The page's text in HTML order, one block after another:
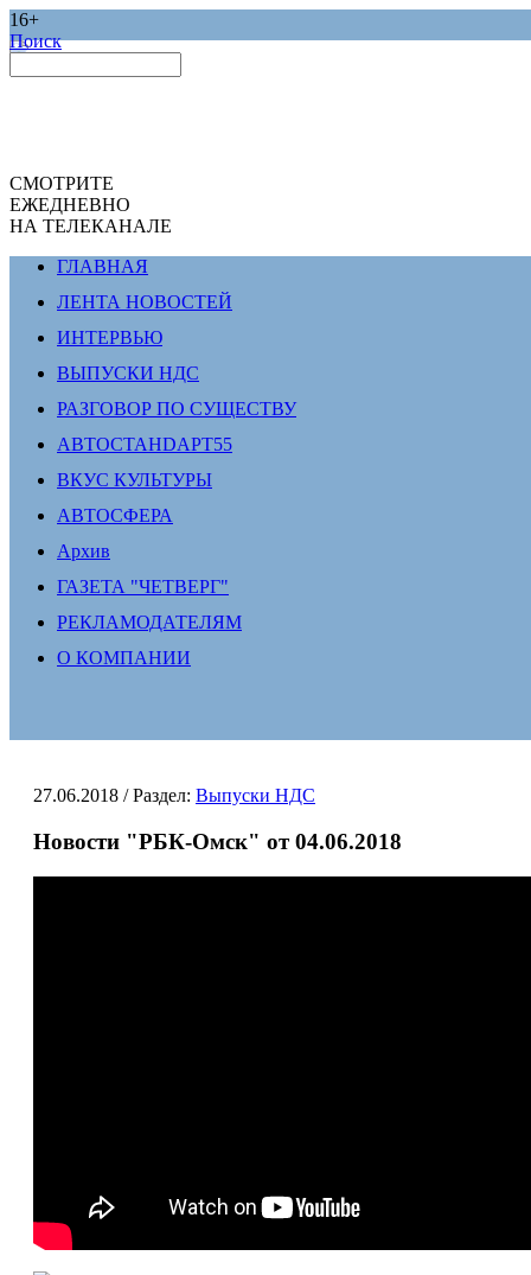
16+
Поиск
СМОТРИТЕ
ЕЖЕДНЕВНО
НА ТЕЛЕКАНАЛЕ
ГЛАВНАЯ
ЛЕНТА НОВОСТЕЙ
ИНТЕРВЬЮ
ВЫПУСКИ НДС
РАЗГОВОР ПО СУЩЕСТВУ
АВТОСТАНDАРТ55
ВКУС КУЛЬТУРЫ
АВТОСФЕРА
Архив
ГАЗЕТА "ЧЕТВЕРГ"
РЕКЛАМОДАТЕЛЯМ
О КОМПАНИИ
27.06.2018 / Раздел: Выпуски НДС
Новости "РБК-Омск" от 04.06.2018